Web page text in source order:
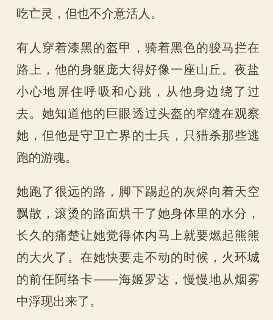
吃亡灵，但也不介意活人。
有人穿着漆黑的盔甲，骑着黑色的骏马拦在
路上，他的身躯庞大得好像一座山丘。夜盐
小心地屏住呼吸和心跳，从他身边绕了过
去。她知道他的巨眼透过头盔的窄缝在观察
她，但他是守卫亡界的士兵，只猎杀那些逃
跑的游魂。
她跑了很远的路，脚下踢起的灰烬向着天空
飘散，滚烫的路面烘干了她身体里的水分，
长久的痛楚让她觉得体内马上就要燃起熊熊
的大火了。在她快要走不动的时候，火环城
的前任阿络卡——海姬罗达，慢慢地从烟雾
中浮现出来了。